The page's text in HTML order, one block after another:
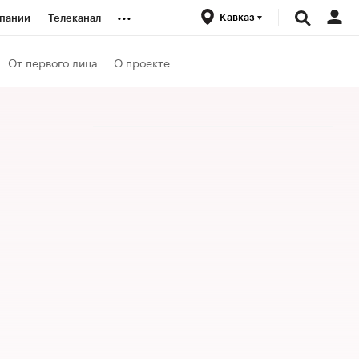
Телеканал ... Кавказ
От первого лица О проекте